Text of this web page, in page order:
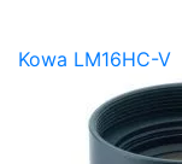
Kowa LM16HC-V